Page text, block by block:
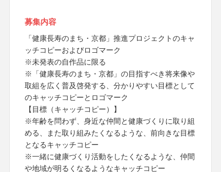
募集内容
「健康長寿のまち・京都」推進プロジェクトのキャ
ッチコピーおよびロゴマーク
※未発表の自作品に限る
※「健康長寿のまち・京都」の目指すべき将来像や
取組を広く普及啓発する、分かりやすい目標として
のキャッチコピーとロゴマーク
【目標（キャッチコピー）】
※年齢を問わず、身近な仲間と健康づくりに取り組
める、また取り組みたくなるような、前向きな目標
となるキャッチコピー
※一緒に健康づくり活動をしたくなるような、仲間
や地域が明るくなるようなキャッチコピー